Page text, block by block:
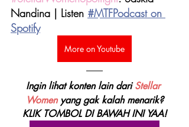
Nandina | Listen #MTFPodcast on
Spotify
More on Youtube
Ingin lihat konten lain dari Stellar
Women yang gak kalah menarik?
KLIK TOMBOL DI BAWAH INI YAA!